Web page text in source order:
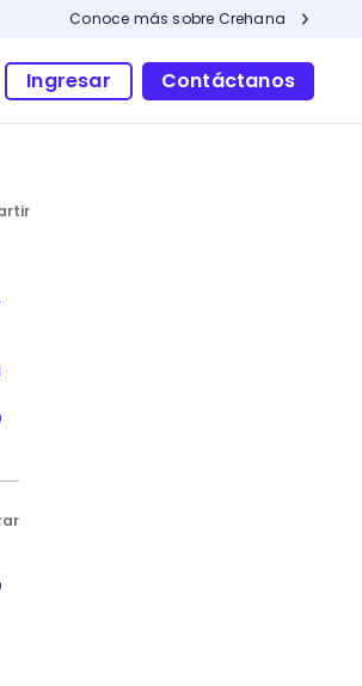
Conoce más sobre Crehana
Ingresar Contáctanos